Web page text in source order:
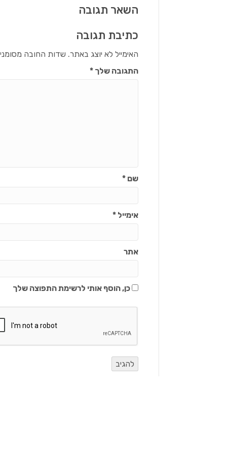
השאר תגובה
כתיבת תגובה
האימייל לא יוצג באתר. שדות החובה
התגובה שלך*
שם*
אימייל*
אתר
כן, הוסף אותי לרשימת התפוצה שלך